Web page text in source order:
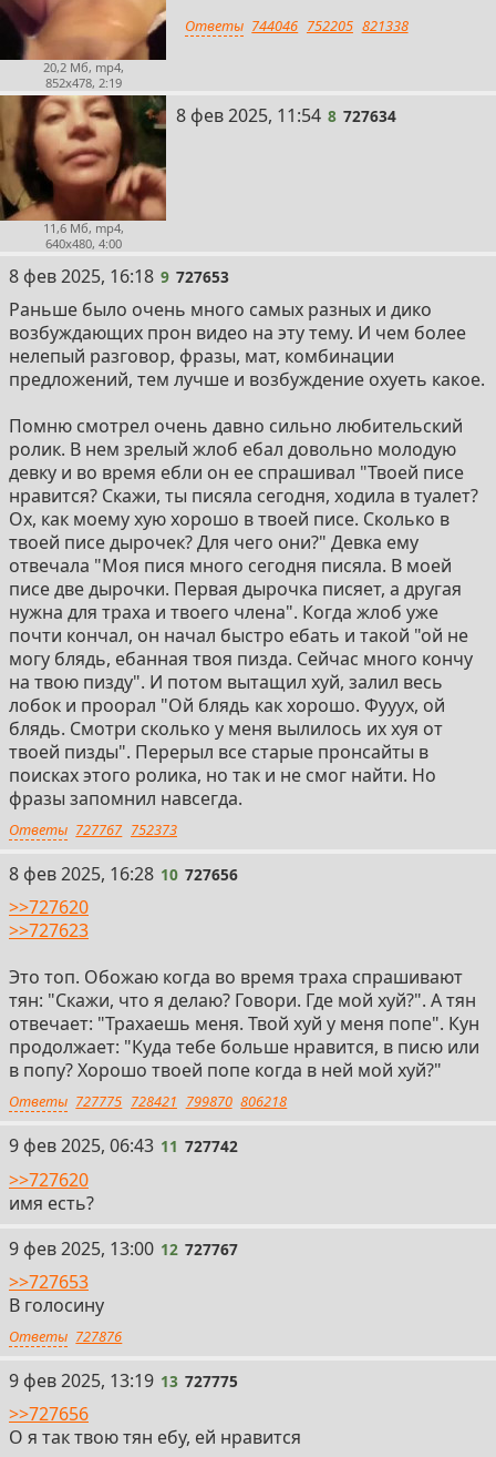
20,2 Мб, mp4,
852x478, 2:19
Ответы 744046 752205 821338
11,6 Мб, mp4,
640x480, 4:00
8
8 фев 2025, 11:54 8 727634
9
8 фев 2025, 16:18 9 727653
Раньше было очень много самых разных и дико
возбуждающих прон видео на эту тему. И чем более
нелепый разговор, фразы, мат, комбинации
предложений, тем лучше и возбуждение охуеть какое.
Помню смотрел очень давно сильно любительский
ролик. В нем зрелый жлоб ебал довольно молодую
девку и во время ебли он ее спрашивал "Твоей писе
нравится? Скажи, ты писяла сегодня, ходила в туалет?
Ох, как моему хую хорошо в твоей писе. Сколько в
твоей писе дырочек? Для чего они?" Девка ему
отвечала "Моя пися много сегодня писяла. В моей
писе две дырочки. Первая дырочка писяет, а другая
нужна для траха и твоего члена". Когда жлоб уже
почти кончал, он начал быстро ебать и такой "ой не
могу блядь, ебанная твоя пизда. Сейчас много кончу
на твою пизду". И потом вытащил хуй, залил весь
лобок и проорал "Ой блядь как хорошо. Фууух, ой
блядь. Смотри сколько у меня вылилось их хуя от
твоей пизды". Перерыл все старые пронсайты в
поисках этого ролика, но так и не смог найти. Но
фразы запомнил навсегда.
Ответы 727767 752373
10
8 фев 2025, 16:28 10 727656
>>727620
>>727623
Это топ. Обожаю когда во время траха спрашивают
тян: "Скажи, что я делаю? Говори. Где мой хуй?". А тян
отвечает: "Трахаешь меня. Твой хуй у меня попе". Кун
продолжает: "Куда тебе больше нравится, в писю или
в попу? Хорошо твоей попе когда в ней мой хуй?"
Ответы 727775 728421 799870 806218
11
9 фев 2025, 06:43 11 727742
>>727620
имя есть?
12
9 фев 2025, 13:00 12 727767
>>727653
В голосину
Ответы 727876
13
9 фев 2025, 13:19 13 727775
>>727656
О я так твою тян ебу, ей нравится